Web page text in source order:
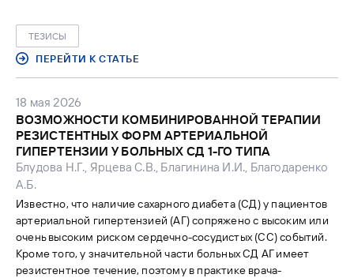
ТЕЗИСЫ
ПЕРЕЙТИ К СТАТЬЕ
18 мая 2026
ВОЗМОЖНОСТИ КОМБИНИРОВАННОЙ ТЕРАПИИ
РЕЗИСТЕНТНЫХ ФОРМ АРТЕРИАЛЬНОЙ
ГИПЕРТЕНЗИИ У БОЛЬНЫХ СД 1-ГО ТИПА
Блудова Н.Г., Ярцева С.В., Благинина И.И., Благодаренко
А.Б.
Известно, что наличие сахарного диабета (СД) у пациентов
артериальной гипертензией (АГ) сопряжено с высоким или
очень высоким риском сердечно-сосудистых (СС) событий.
Кроме того, у значительной части больных СД АГ имеет
резистентное течение, поэтому в практике врача-